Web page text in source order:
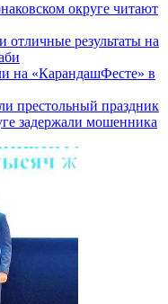
округе читают
отличные результаты на
на «КарандашФесте» в
престольный праздник
задержали мошенника